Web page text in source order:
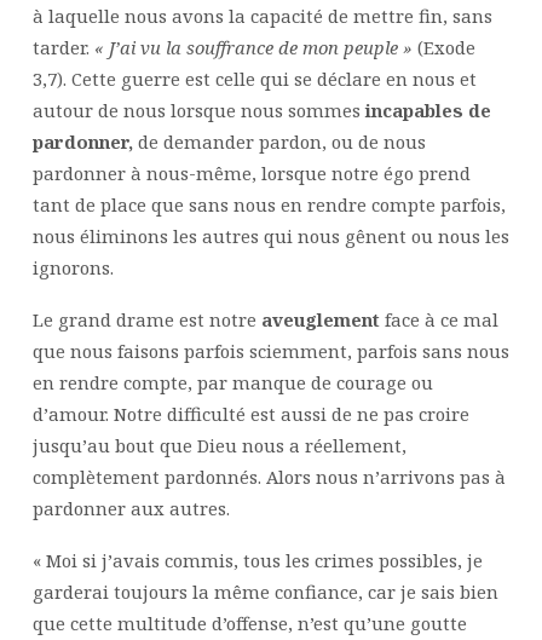
à laquelle nous avons la capacité de mettre fin, sans
tarder. « J’ai vu la souffrance de mon peuple » (Exode
3,7). Cette guerre est celle qui se déclare en nous et
autour de nous lorsque nous sommesincapables de
pardonner, de demander pardon, ou de nous
pardonner à nous-même, lorsque notre égo prend
tant de place que sans nous en rendre compte parfois,
nous éliminons les autres qui nous gênent ou nous les
ignorons.
Le grand drame est notre aveuglement face à ce mal
que nous faisons parfois sciemment, parfois sans nous
en rendre compte, par manque de courage ou
d’amour. Notre difficulté est aussi de ne pas croire
jusqu’au bout que Dieu nous a réellement,
complètement pardonnés. Alors nous n’arrivons pas à
pardonner aux autres.
« Moi si j’avais commis, tous les crimes possibles, je
garderai toujours la même confiance, car je sais bien
que cette multitude d’offense, n’est qu’une goutte